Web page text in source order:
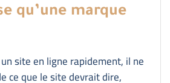
qu’une marque
site en ligne rapidement, il ne
ce que le site devrait dire,